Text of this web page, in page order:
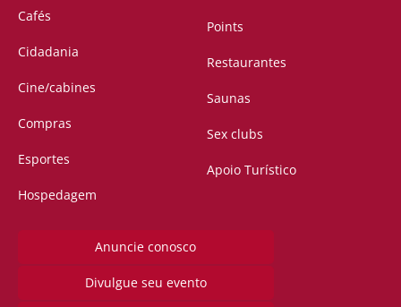
Cafés
Cidadania
Cine/cabines
Compras
Esportes
Hospedagem
Points
Restaurantes
Saunas
Sex clubs
Apoio Turístico
Anuncie conosco
Divulgue seu evento